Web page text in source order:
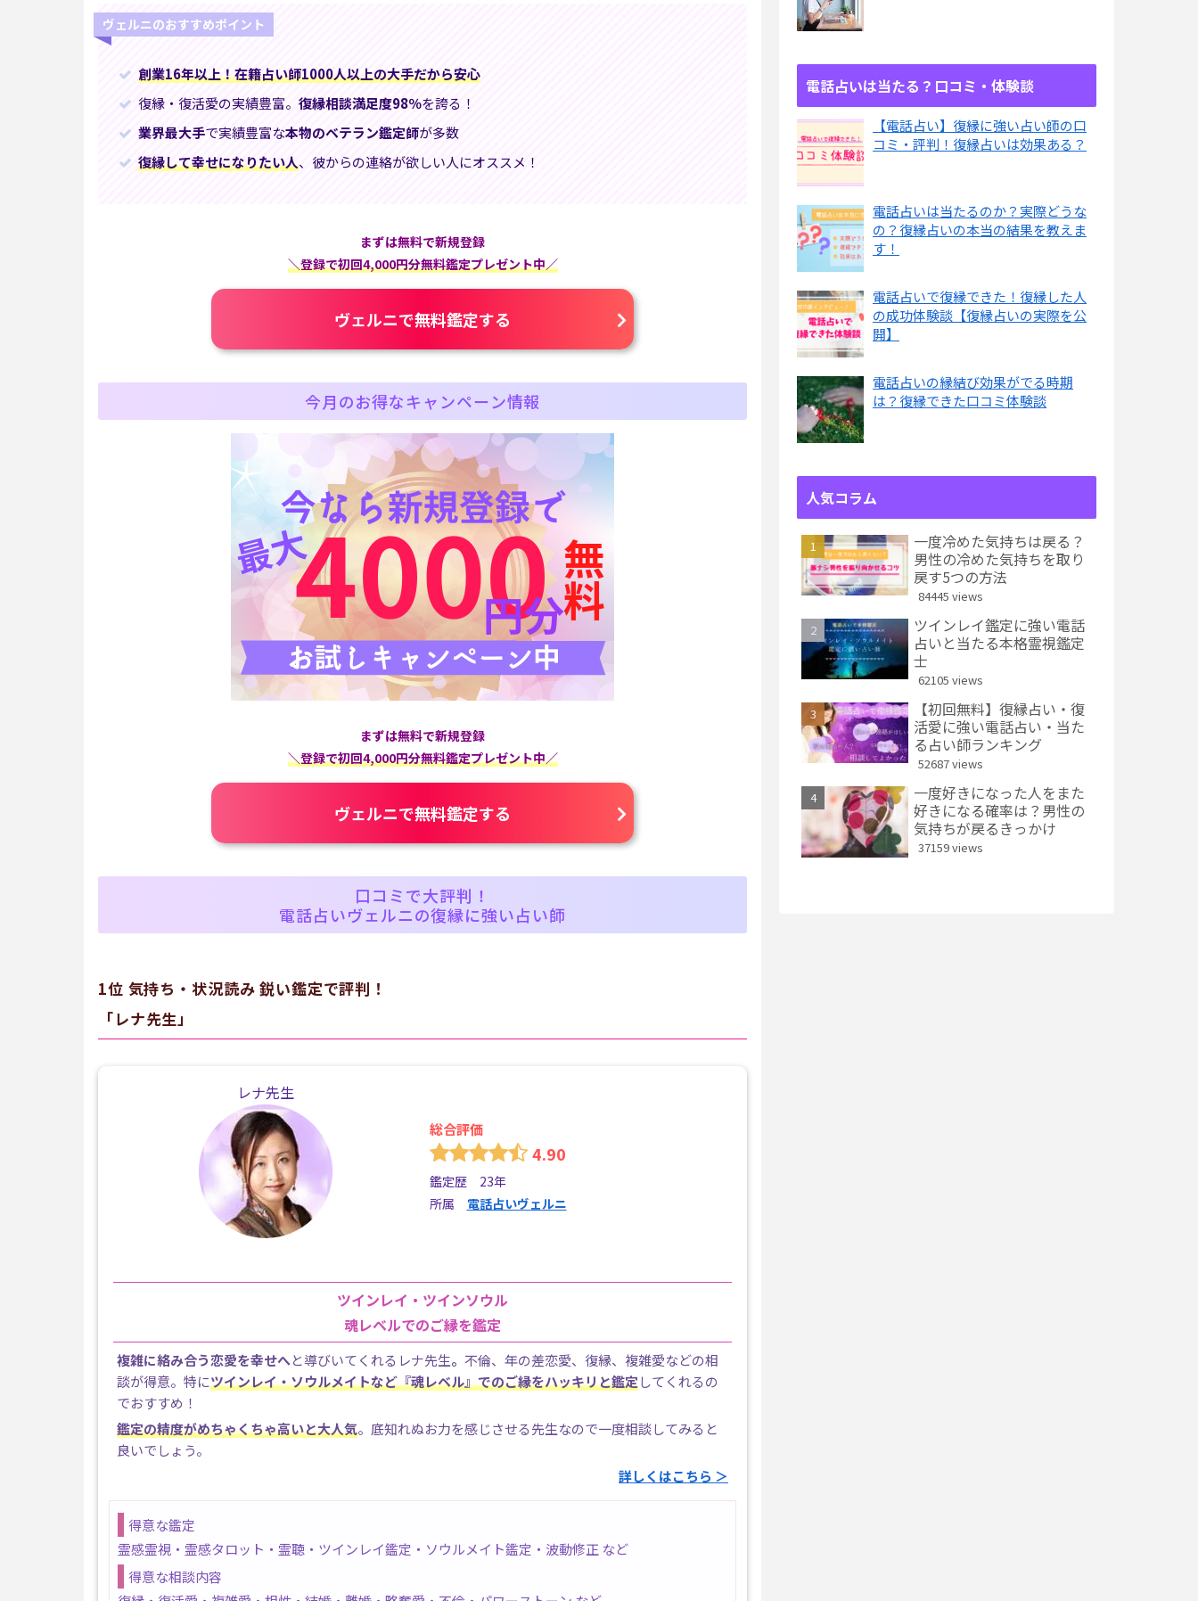
ヴェルニのおすすめポイント
創業16年以上！在籍占い師1000人以上の大手だから安心
復縁・復活愛の実績豊富。 復縁相談満足度98％を誇る！
業界最大手で実績豊富な本物のベテラン鑑定師が多数
復縁して幸せになりたい人、彼からの連絡が欲しい人にオススメ！
まずは無料で新規登録
＼登録で初回4,000円分無料鑑定プレゼント中／
ヴェルニで無料鑑定する
今月のお得なキャンペーン情報
まずは無料で新規登録
＼登録で初回4,000円分無料鑑定プレゼント中／
ヴェルニで無料鑑定する
口コミで大評判！
電話占いヴェルニの復縁に強い占い師
1位 気持ち・状況読み 鋭い鑑定で評判！
「レナ先生」
レナ先生
総合評価
4.90
鑑定歴 23年
所属 電話占いヴェルニ
ツインレイ・ツインソウル
魂レベルでのご縁を鑑定
複雑に絡み合う恋愛を幸せへと導びいてくれるレナ先生。 不倫、年の差恋愛、復縁、複雑愛などの相
談が得意。特にツインレイ・ソウルメイトなど『魂レベル』でのご縁をハッキリと鑑定してくれるの
でおすすめ！
鑑定の精度がめちゃくちゃ高いと大人気。底知れぬお力を感じさせる先生なので一度相談してみると
良いでしょう。
詳しくはこちら ＞
得意な鑑定
霊感霊視・霊感タロット・霊聴・ツインレイ鑑定・ソウルメイト鑑定・波動修正 など
得意な相談内容
電話占いは当たる？口コミ・体験談
【電話占い】復縁に強い占い師の口
コミ・評判！復縁占いは効果ある？
電話占いは当たるのか？実際どうな
の？復縁占いの本当の結果を教えま
す！
電話占いで復縁できた！復縁した人
の成功体験談【復縁占いの実際を公
開】
電話占いの縁結び効果がでる時期
は？復縁できた口コミ体験談
人気コラム
一度冷めた気持ちは戻る？
男性の冷めた気持ちを取り
戻す5つの方法
84445 views
ツインレイ鑑定に強い電話
占いと当たる本格霊視鑑定
士
62105 views
【初回無料】復縁占い・復
活愛に強い電話占い・当た
る占い師ランキング
52687 views
一度好きになった人をまた
好きになる確率は？男性の
気持ちが戻るきっかけ
37159 views